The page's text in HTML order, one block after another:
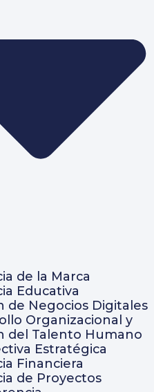
de la Marca
Educativa
de Negocios Digitales
Organizacional y
del Talento Humano
Estratégica
Financiera
de Proyectos